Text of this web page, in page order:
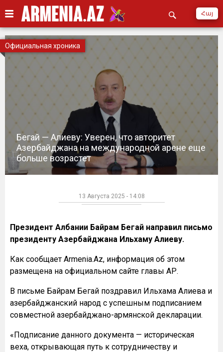
Հայ
Бегай — Алиеву: Уверен, что авторитет
Азербайджана на международной арене еще
больше возрастет
Официальная хроника
13 Августа 2025 - 14:08
Президент Албании Байрам Бегай направил письмо
президенту Азербайджана Ильхаму Алиеву.
Как сообщает Armenia.Az, информация об этом
размещена на официальном сайте главы АР.
В письме Байрам Бегай поздравил Ильхама Алиева и
азербайджанский народ с успешным подписанием
совместной азербайджано-армянской декларации.
«Подписание данного документа — историческая
веха, открывающая путь к сотрудничеству и